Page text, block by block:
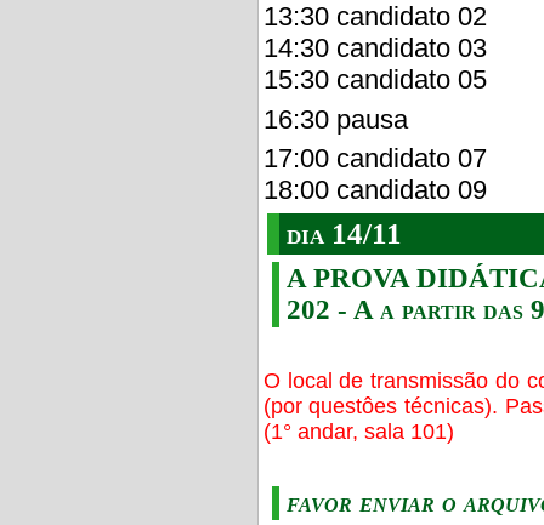
13:30 candidato 02
14:30 candidato 03
15:30 candidato 05
16:30 pausa
17:00 candidato 07
18:00 candidato 09
dia 14/11
A PROVA
202 - A a partir das
O local de transmissão do
(por questôes técnicas).
(1° andar, sala 101)
favor enviar o